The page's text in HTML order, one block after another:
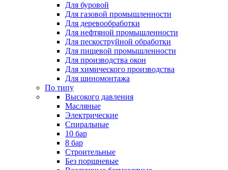
Для буровой
Для газовой промышленности
Для деревообработки
Для нефтяной промышленности
Для пескоструйной обработки
Для пищевой промышленности
Для производства окон
Для химического производства
Для шиномонтажа
По типу
Высокого давления
Масляные
Электрические
Спиральные
10 бар
8 бар
Cтроительные
Без поршневые